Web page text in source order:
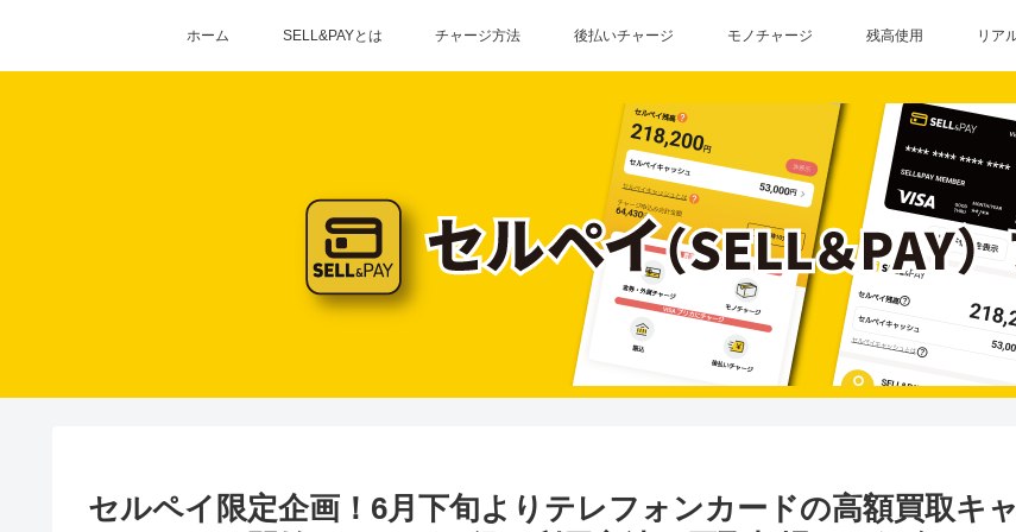
ホーム SELL&PAYとは チャージ方法 後払いチャージ モノチャージ 残高使用 リア
セルペイ限定企画！6月下旬よりテレフォンカードの高額買取キャ